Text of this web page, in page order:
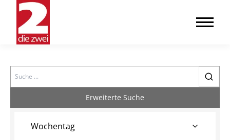
Search
Erweiterte Suche
Wochentag